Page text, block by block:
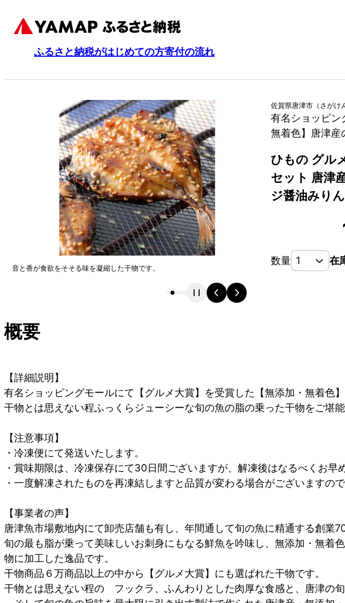
ふるさと納税がはじめての方寄付の流れ
音と香が食欲をそそる味を凝縮した干物です。
旬の原魚の、脂の乗
佐賀県唐津市 （さがけ
有名ショッピン
無着色】唐津産
ひもの グル
セット 唐津
ジ醤油みり
数量 在
概要
【詳細説明】
有名ショッピングモールにて【グルメ大賞】を受賞した【無添加・無着色】
干物とは思えない程ふっくらジューシーな旬の魚の脂の乗った干物をご堪能
【注意事項】
・冷凍便にて発送いたします。
・賞味期限は、冷凍保存にて30日間ございますが、解凍後はなるべくお早
・一度解凍されたものを再凍結しますと品質が変わる場合がございますので
【事業者の声】
唐津魚市場敷地内にて卸売店舗も有し、年間通して旬の魚に精通する創業
旬の最も脂が乗って美味しいお刺身にもなる鮮魚を吟味し、無添加・無着
物に加工した逸品です。
干物商品６万商品以上の中から【グルメ大賞】にも選ばれた干物です。
干物とは思えない程の フックラ、ふんわりとした肉厚な食感と、唐津の